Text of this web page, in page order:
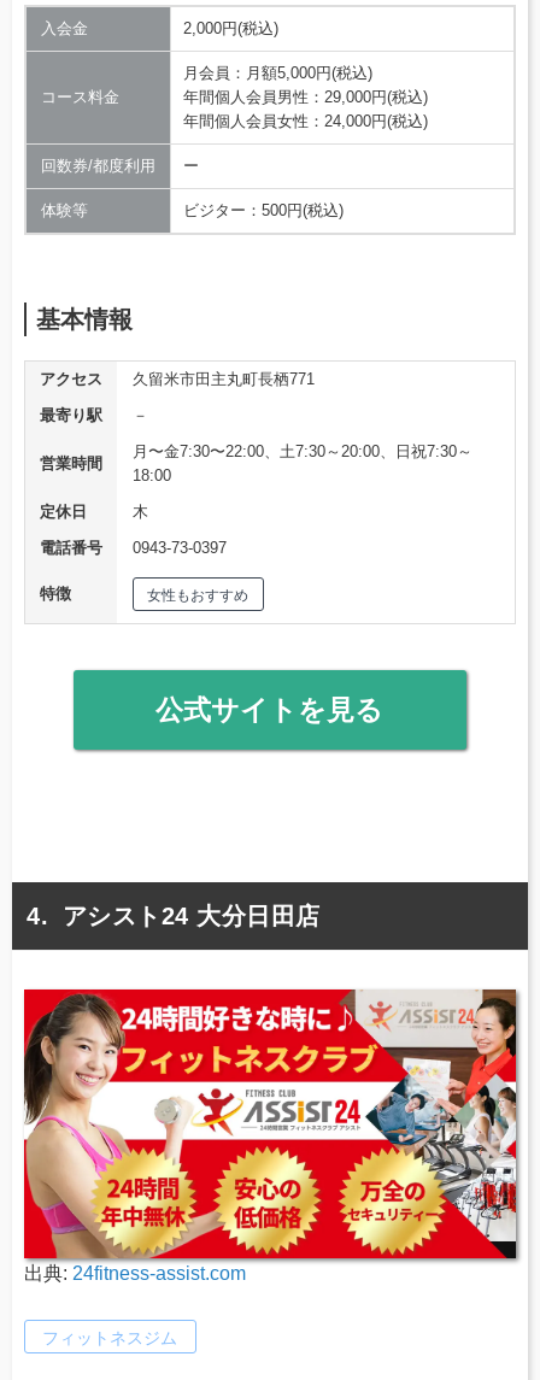
入会金 2,000円(税込)
コース料金
月会員：月額5,000円(税込)
年間個人会員男性：29,000円(税込)
年間個人会員女性：24,000円(税込)
回数券/都度利用 ー
体験等 ビジター：500円(税込)
基本情報
アクセス
久留米市田主丸町長栖771
最寄り駅
－
営業時間
月〜金7:30〜22:00、土7:30～20:00、日祝7:30～
18:00
定休日
木
電話番号
0943-73-0397
特徴 女性もおすすめ
公式サイトを見る
アシスト24 大分日田店
出典: 24fitness-assist.com
フィットネスジム